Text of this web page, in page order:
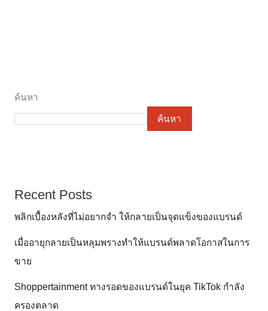
ค้นหา
ค้นหา
Recent Posts
พลิกเบื้องหลังที่ไม่อยากจำ ให้กลายเป็นจุดแข็งของแบรนด์
เมื่ออายุกลายเป็นหลุมพรางทำให้แบรนด์พลาดโอกาสในการ
ขาย
Shoppertainment ทางรอดของแบรนด์ในยุค TikTok กำลัง
ครองตลาด